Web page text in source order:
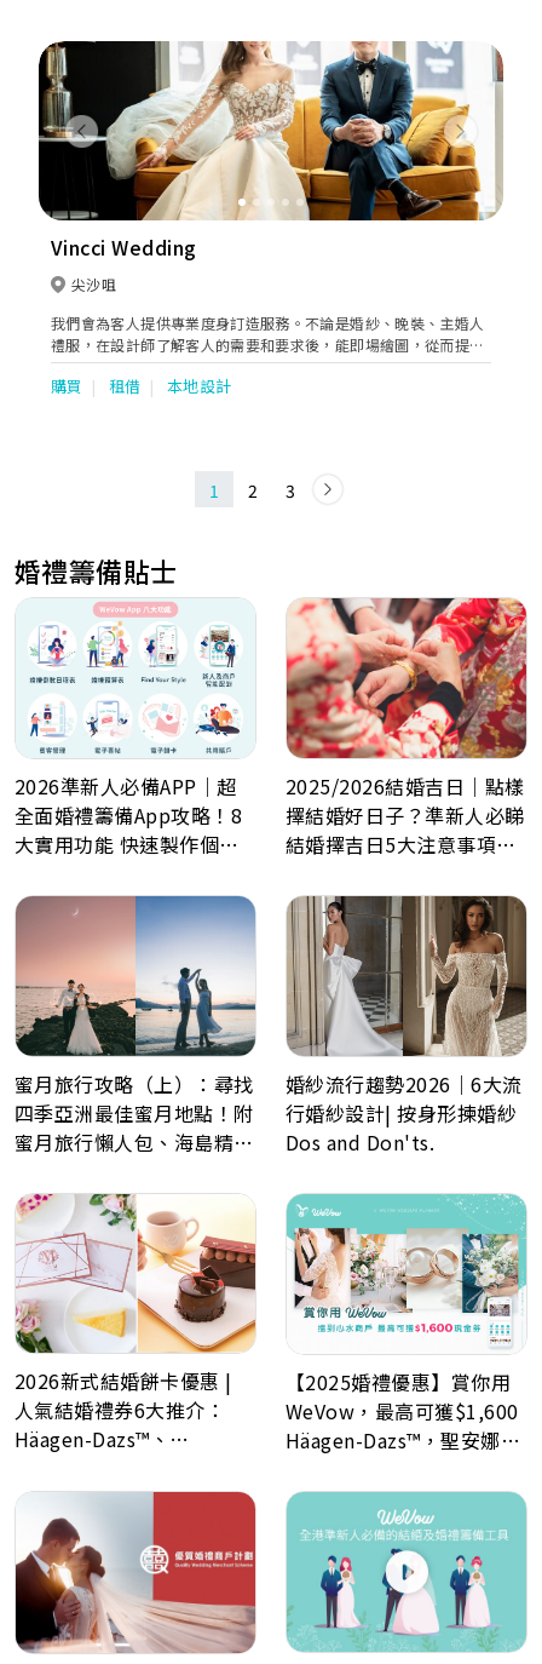
Previous Next
Vincci Wedding
尖沙咀
我們會為客人提供專業度身訂造服務。不論是婚紗、晚裝、主婚人
禮服，在設計師了解客人的需要和要求後，能即場繪圖，從而提供
專業的意見，務求為每位客人打造獨一無二的衣裳。
購買 租借 本地設計
1 2 3
婚禮籌備貼士
2026準新人必備APP｜超
全面婚禮籌備App攻略！8
大實用功能 快速製作個人
數日程表、預算表、婚禮商
2025/2026結婚吉日｜點樣
擇結婚好日子？準新人必睇
結婚擇吉日5大注意事項！
蜜月旅行攻略（上）：尋找
四季亞洲最佳蜜月地點！附
蜜月旅行懶人包、海島精選
婚紗流行趨勢2026｜6大流
行婚紗設計| 按身形揀婚紗
Dos and Don'ts.
2026新式結婚餅卡優惠 |
人氣結婚禮券6大推介：
Häagen-Dazs™、
Lafayet、Lucullus 龍島
【2025婚禮優惠】賞你用
WeVow，最高可獲$1,600
Häagen-Dazs™，聖安娜餅